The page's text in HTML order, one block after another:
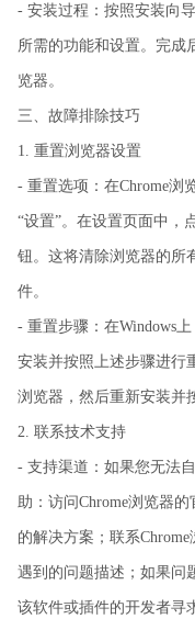
- 安装过程：按照安装向
所需的功能和设置。完成
览器。
三、故障排除技巧
1. 重置浏览器设置
- 重置选项：在Chrome浏
“设置”。在设置页面中，
钮。这将清除浏览器的所
件。
- 重置步骤：在Windows
安装并按照上述步骤进行
浏览器，然后重新安装并
2. 联系技术支持
- 支持渠道：如果您无法
助：访问Chrome浏览器
的解决方案；联系
遇到的问题描述；如果问
该软件或插件的开发者寻